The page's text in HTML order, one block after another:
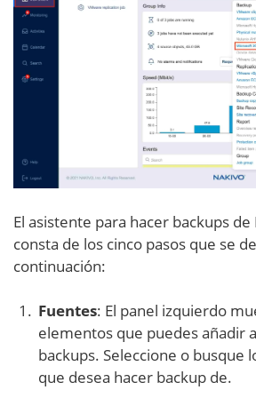
El asistente para hacer backups
consta de los cinco pasos que se
continuación:
Fuentes: El panel izquierdo
elementos que puedes añadir
backups. Seleccione o busque
que desea hacer backup de.